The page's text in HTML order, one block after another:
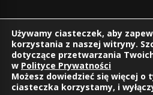
Znajdziesz nas
Używamy ciasteczek, aby
korzystania z naszej witryny.
dotyczące przetwarzania
w Polityce Prywatności
Możesz dowiedzieć się więcej o
ciasteczka korzystamy, i